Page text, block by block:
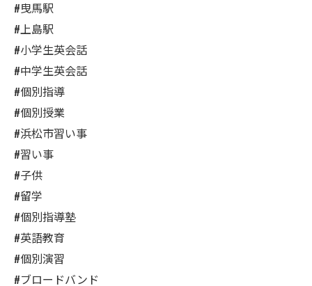
#曳馬駅
#上島駅
#小学生英会話
#中学生英会話
#個別指導
#個別授業
#浜松市習い事
#習い事
#子供
#留学
#個別指導塾
#英語教育
#個別演習
#ブロードバンド